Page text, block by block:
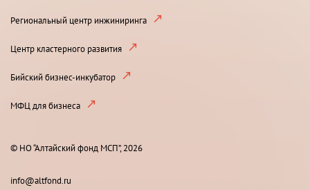
Региональный центр инжиниринга
Центр кластерного развития
Бийский бизнес-инкубатор
МФЦ для бизнеса
© НО “Алтайский фонд МСП”, 2026
info@altfond.ru